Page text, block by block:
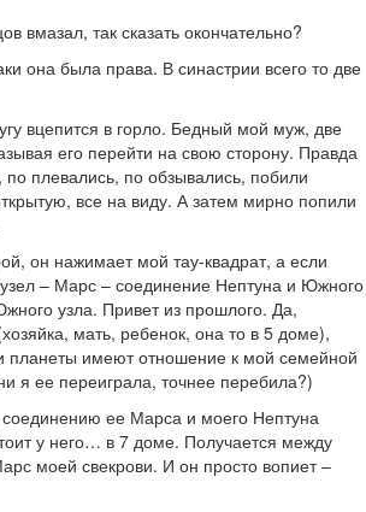
вмазал, так сказать окончательно?
она была права. В синастрии всего то две
вцепится в горло. Бедный мой муж, две
его перейти на свою сторону. Правда
плевались, по обзывались, побили
все на виду. А затем мирно попили
он нажимает мой тау-квадрат, а если
– Марс – соединение Нептуна и Южного
узла. Привет из прошлого. Да,
мать, ребенок, она то в 5 доме),
планеты имеют отношение к мой семейной
я ее переиграла, точнее перебила?)
соединению ее Марса и моего Нептуна
у него… в 7 доме. Получается между
моей свекрови. И он просто вопиет –